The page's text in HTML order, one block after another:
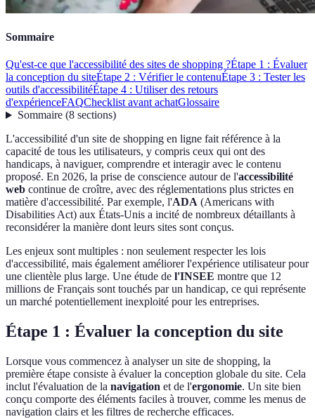
Sommaire
Qu'est-ce que l'accessibilité des sites de shopping ?Étape 1 : Évaluer
la conception du siteÉtape 2 : Vérifier le contenuÉtape 3 : Tester les
outils d'accessibilitéÉtape 4 : Utiliser des retours
d'expérienceFAQChecklist avant achatGlossaire
Sommaire(8 sections)
L'accessibilité d'un site de shopping en ligne fait référence à la
capacité de tous les utilisateurs, y compris ceux qui ont des
handicaps, à naviguer, comprendre et interagir avec le contenu
proposé. En 2026, la prise de conscience autour de l'accessibilité
web continue de croître, avec des réglementations plus strictes en
matière d'accessibilité. Par exemple, l'ADA (Americans with
Disabilities Act) aux États-Unis a incité de nombreux détaillants à
reconsidérer la manière dont leurs sites sont conçus.
Les enjeux sont multiples : non seulement respecter les lois
d'accessibilité, mais également améliorer l'expérience utilisateur pour
une clientèle plus large. Une étude de l'INSEE montre que 12
millions de Français sont touchés par un handicap, ce qui représente
un marché potentiellement inexploité pour les entreprises.
Étape 1 : Évaluer la conception du site
Lorsque vous commencez à analyser un site de shopping, la
première étape consiste à évaluer la conception globale du site. Cela
inclut l'évaluation de la navigation et de l'ergonomie. Un site bien
conçu comporte des éléments faciles à trouver, comme les menus de
navigation clairs et les filtres de recherche efficaces.